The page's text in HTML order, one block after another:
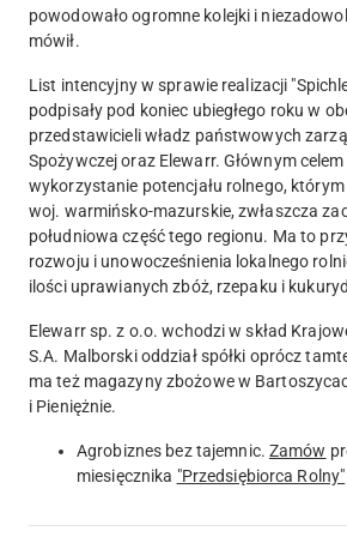
powodowało ogromne kolejki i
mówił.
List intencyjny w sprawie realizacji
podpisały pod koniec ubiegłego roku w
przedstawicieli władz państwowych
Spożywczej oraz Elewarr. Głównym
wykorzystanie potencjału rolnego,
woj. warmińsko-mazurskie, zwłaszcza
południowa część tego regionu. Ma to
rozwoju i unowocześnienia lokalnego
ilości uprawianych zbóż, rzepaku i
Elewarr sp. z o.o. wchodzi w skład
S.A. Malborski oddział spółki oprócz
ma też magazyny zbożowe w
i Pieniężnie.
Agrobiznes bez tajemnic. Zamów
miesięcznika "Przedsiębiorca Rolny"